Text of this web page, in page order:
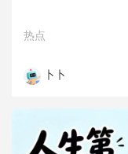
热点
卜卜